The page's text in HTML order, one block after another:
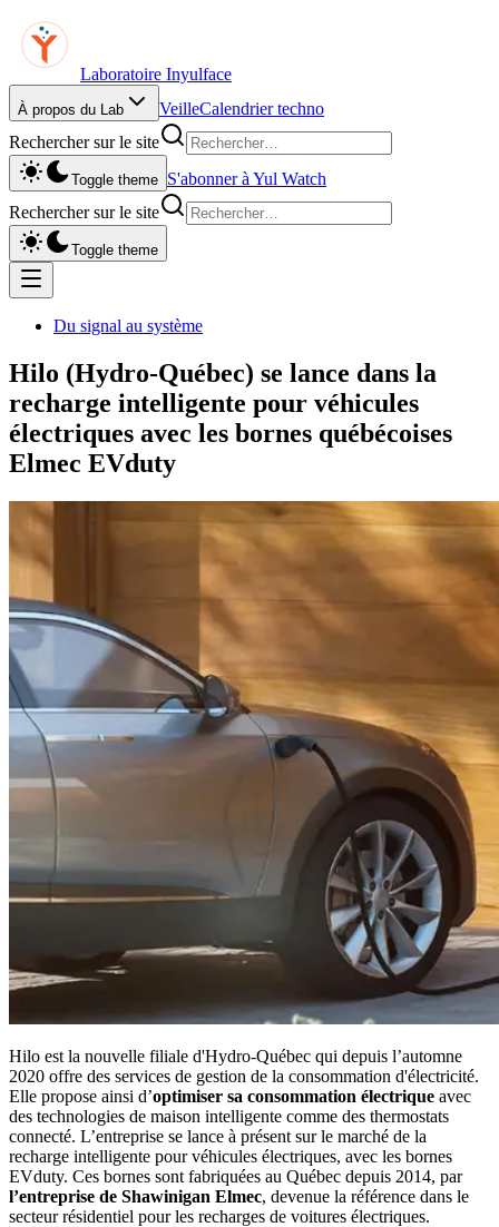
Laboratoire Inyulface
À propos du Lab VeilleCalendrier techno
Rechercher sur le site
Toggle theme S'abonner à Yul Watch
Rechercher sur le site
Toggle theme
Du signal au système
Hilo (Hydro-Québec) se lance dans la
recharge intelligente pour véhicules
électriques avec les bornes québécoises
Elmec EVduty
Hilo est la nouvelle filiale d'Hydro-Québec qui depuis l’automne
2020 offre des services de gestion de la consommation d'électricité.
Elle propose ainsi d’optimiser sa consommation électrique avec
des technologies de maison intelligente comme des thermostats
connecté. L’entreprise se lance à présent sur le marché de la
recharge intelligente pour véhicules électriques, avec les bornes
EVduty. Ces bornes sont fabriquées au Québec depuis 2014, par
l’entreprise de Shawinigan Elmec, devenue la référence dans le
secteur résidentiel pour les recharges de voitures électriques.